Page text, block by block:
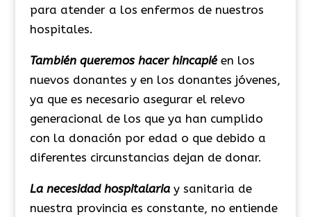
para atender a los enfermos de nuestros
hospitales.
También queremos hacer hincapiéen los
nuevos donantes y en los donantes jóvenes,
ya que es necesario asegurar el relevo
generacional de los que ya han cumplido
con la donación por edad o que debido a
diferentes circunstancias dejan de donar.
La necesidad hospitalariay sanitaria de
nuestra provincia es constante, no entiende